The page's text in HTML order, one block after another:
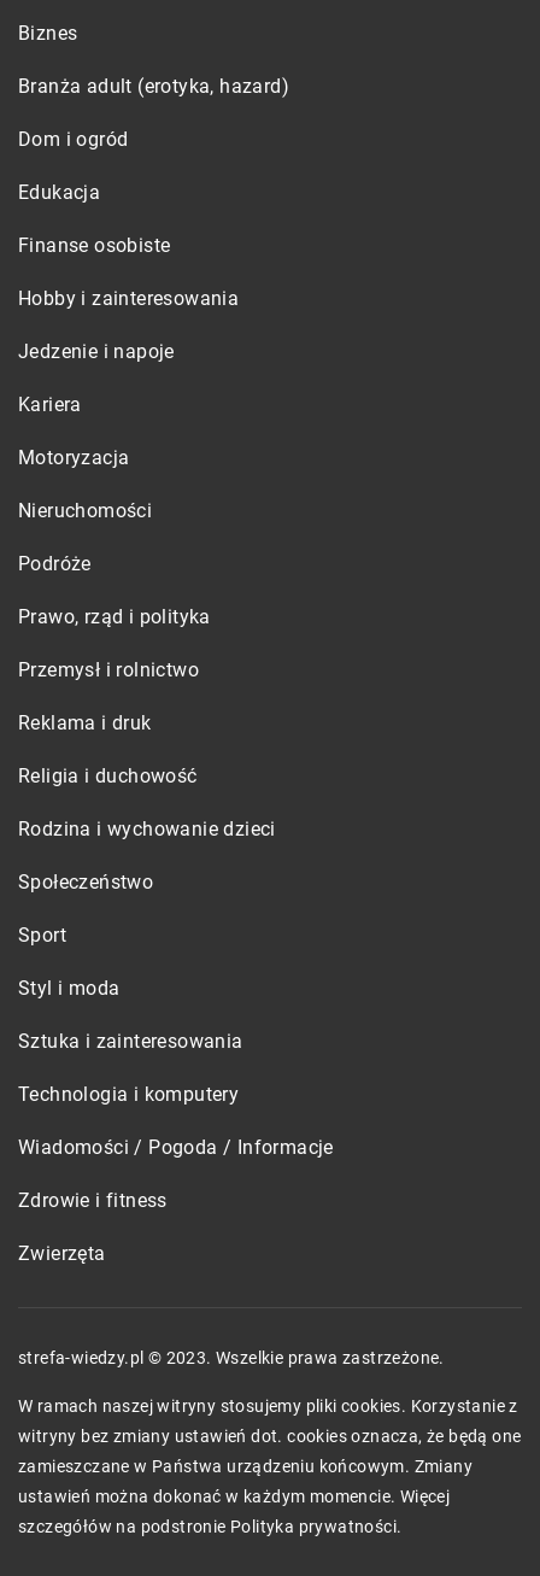
Biznes
Branża adult (erotyka, hazard)
Dom i ogród
Edukacja
Finanse osobiste
Hobby i zainteresowania
Jedzenie i napoje
Kariera
Motoryzacja
Nieruchomości
Podróże
Prawo, rząd i polityka
Przemysł i rolnictwo
Reklama i druk
Religia i duchowość
Rodzina i wychowanie dzieci
Społeczeństwo
Sport
Styl i moda
Sztuka i zainteresowania
Technologia i komputery
Wiadomości / Pogoda / Informacje
Zdrowie i fitness
Zwierzęta
strefa-wiedzy.pl © 2023. Wszelkie prawa zastrzeżone.
W ramach naszej witryny stosujemy pliki cookies. Korzystanie z
witryny bez zmiany ustawień dot. cookies oznacza, że będą one
zamieszczane w Państwa urządzeniu końcowym. Zmiany
ustawień można dokonać w każdym momencie. Więcej
szczegółów na podstronie Polityka prywatności.